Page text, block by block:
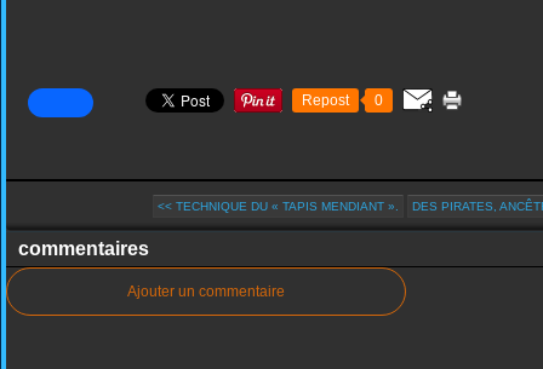
Repost 0
<< TECHNIQUE DU « TAPIS MENDIANT ». DES PIRATES,
commentaires
Ajouter un commentaire